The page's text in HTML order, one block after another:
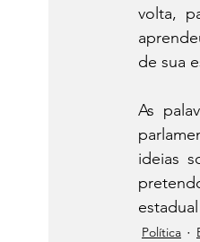
volta,
de sua
As
ideias
Política